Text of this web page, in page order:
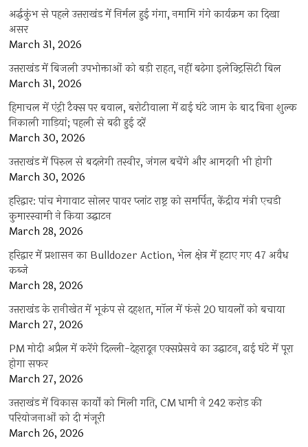
अर्द्धकुंभ से पहले उत्तराखंड में निर्मल हुई गंगा, नमामि गंगे कार्यक्रम का दिखा
असर
March 31, 2026
उत्तराखंड में बिजली उपभोक्ताओं को बड़ी राहत, नहीं बढ़ेगा इलेक्ट्रिसिटी बिल
March 31, 2026
हिमाचल में एंट्री टैक्स पर बवाल, बरोटीवाला में ढाई घंटे जाम के बाद बिना शुल्क
निकाली गाड़ियां; पहली से बढ़ी हुई दरें
March 30, 2026
उत्तराखंड में पिरुल से बदलेगी तस्वीर, जंगल बचेंगे और आमदनी भी होगी
March 30, 2026
हरिद्वार: पांच मेगावाट सोलर पावर प्लांट राष्ट्र को समर्पित, केंद्रीय मंत्री एचडी
कुमारस्वामी ने किया उद्घाटन
March 28, 2026
हरिद्वार में प्रशासन का Bulldozer Action, भेल क्षेत्र में हटाए गए 47 अवैध
कब्जे
March 28, 2026
उत्तराखंड के रानीखेत में भूकंप से दहशत, मॉल में फंसे 20 घायलों को बचाया
March 27, 2026
PM मोदी अप्रैल में करेंगे दिल्ली-देहरादून एक्सप्रेसवे का उद्घाटन, ढाई घंटे में पूरा
होगा सफर
March 27, 2026
उत्तराखंड में विकास कार्यों को मिली गति, CM धामी ने 242 करोड़ की
परियोजनाओं को दी मंजूरी
March 26, 2026